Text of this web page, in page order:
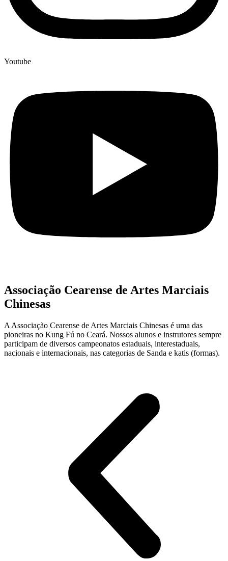
Youtube
Associação Cearense de Artes Marciais
Chinesas
A Associação Cearense de Artes Marciais Chinesas é uma das
pioneiras no Kung Fú no Ceará. Nossos alunos e instrutores sempre
participam de diversos campeonatos estaduais, interestaduais,
nacionais e internacionais, nas categorias de Sanda e katis (formas).